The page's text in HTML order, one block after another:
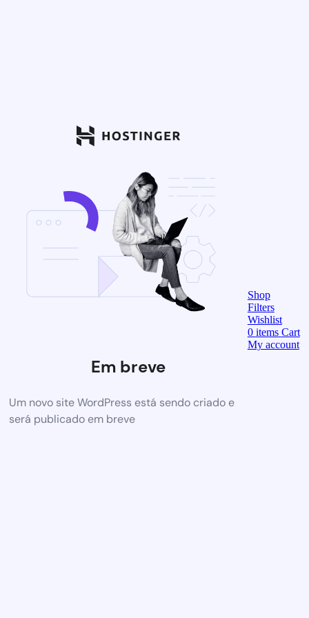
Em breve
Um novo site WordPress está sendo criado e
será publicado em breve
Shop
Filters
Wishlist
0 items Cart
My account